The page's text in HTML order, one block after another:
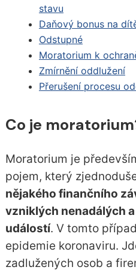
stavu
Daňový bonus na
Odstupné
Moratorium k
Zmírnění oddlužení
Přerušení procesu
Co je
Moratorium je
pojem, který
nějakého finančního
vzniklých nenadálých
událostí. V tomto
epidemie koronaviru.
zadlužených osob a